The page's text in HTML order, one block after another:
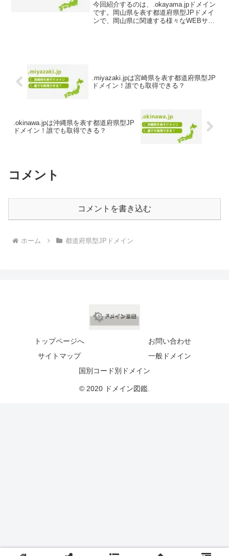
今回紹介するのは、.okayama.jpドメイン
です。岡山県を表す都道府県型JPドメイ
ンで、岡山県に関連する様々なWEBサイ
.miyazaki.jpは宮崎県を表す都道府県型JP
ドメイン！誰でも取得できる？
.okinawa.jpは沖縄県を表す都道府県型JP
ドメイン！誰でも取得できる？
コメント
コメントを書き込む
ホーム 都道府県型JPドメイン
トップページへ
お問い合わせ
サイトマップ
一般ドメイン
国別コード別ドメイン
© 2020 ドメイン図鑑.